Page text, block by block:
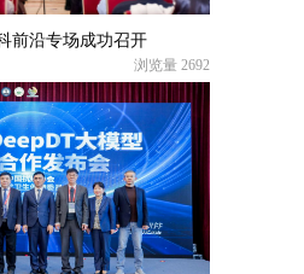
前沿专场成功召开
浏览量 2692